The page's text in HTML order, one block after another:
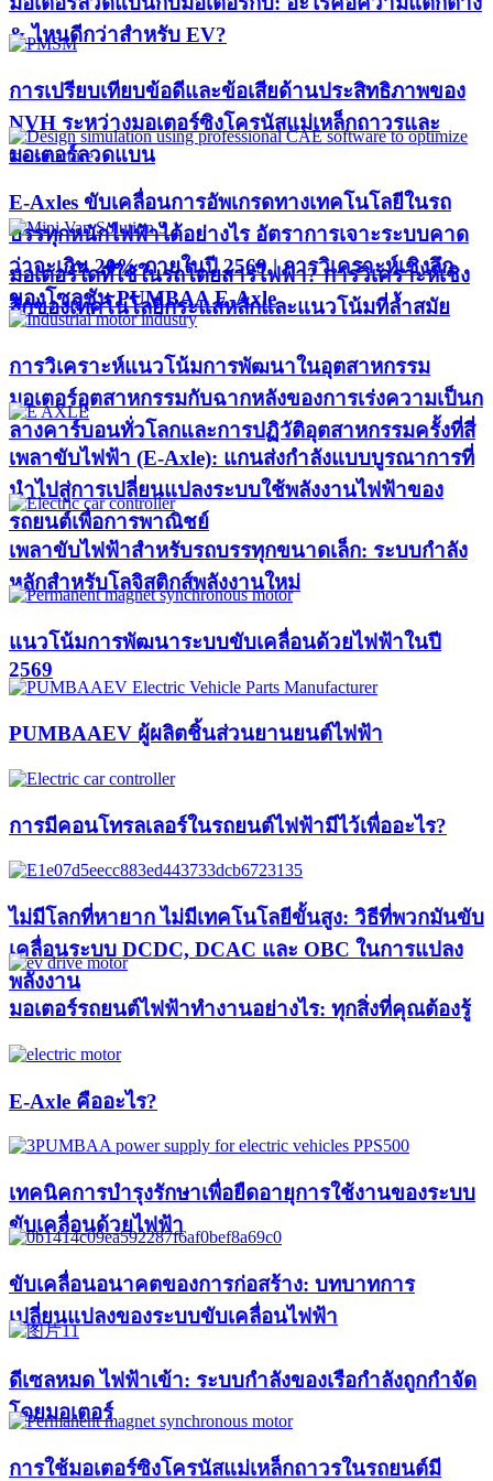
& ไหนดีกว่าสำหรับ EV?
การเปรียบเทียบข้อดีและข้อเสียด้านประสิทธิภาพของ
NVH ระหว่างมอเตอร์ซิงโครนัสแม่เหล็กถาวรและ
มอเตอร์ลวดแบน
E-Axles ขับเคลื่อนการอัพเกรดทางเทคโนโลยีในรถ
บรรทุกหนักไฟฟ้าได้อย่างไร อัตราการเจาะระบบคาด
ว่าจะเกิน 20% ภายในปี 2569 | การวิเคราะห์เชิงลึก
ของโซลูชัน PUMBAA E-Axle
มอเตอร์ใดที่ใช้ในรถโดยสารไฟฟ้า? การวิเคราะห์เชิง
ลึกของเทคโนโลยีกระแสหลักและแนวโน้มที่ล้ำสมัย
การวิเคราะห์แนวโน้มการพัฒนาในอุตสาหกรรม
มอเตอร์อุตสาหกรรมกับฉากหลังของการเร่งความเป็นก
ลางคาร์บอนทั่วโลกและการปฏิวัติอุตสาหกรรมครั้งที่สี่
เพลาขับไฟฟ้า (E-Axle): แกนส่งกำลังแบบบูรณาการที่
นำไปสู่การเปลี่ยนแปลงระบบใช้พลังงานไฟฟ้าของ
รถยนต์เพื่อการพาณิชย์
เพลาขับไฟฟ้าสำหรับรถบรรทุกขนาดเล็ก: ระบบกำลัง
หลักสำหรับโลจิสติกส์พลังงานใหม่
แนวโน้มการพัฒนาระบบขับเคลื่อนด้วยไฟฟ้าในปี
2569
PUMBAAEV ผู้ผลิตชิ้นส่วนยานยนต์ไฟฟ้า
การมีคอนโทรลเลอร์ในรถยนต์ไฟฟ้ามีไว้เพื่ออะไร?
ไม่มีโลกที่หายาก ไม่มีเทคโนโลยีขั้นสูง: วิธีที่พวกมันขับ
เคลื่อนระบบ DCDC, DCAC และ OBC ในการแปลง
พลังงาน
มอเตอร์รถยนต์ไฟฟ้าทำงานอย่างไร: ทุกสิ่งที่คุณต้องรู้
E-Axle คืออะไร?
เทคนิคการบำรุงรักษาเพื่อยืดอายุการใช้งานของระบบ
ขับเคลื่อนด้วยไฟฟ้า
ขับเคลื่อนอนาคตของการก่อสร้าง: บทบาทการ
เปลี่ยนแปลงของระบบขับเคลื่อนไฟฟ้า
ดีเซลหมด ไฟฟ้าเข้า: ระบบกำลังของเรือกำลังถูกกำจัด
โดยมอเตอร์
การใช้มอเตอร์ซิงโครนัสแม่เหล็กถาวรในรถยนต์มี